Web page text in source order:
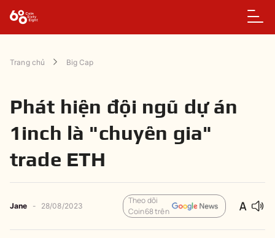
Trang chủ Big Cap
Phát hiện đội ngũ dự án
1inch là "chuyên gia"
trade ETH
Jane - 28/08/2023
Theo dõi
Coin68 trên